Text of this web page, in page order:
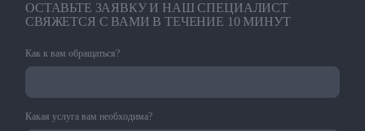
ОСТАВЬТЕ ЗАЯВКУ И НАШ СПЕЦИАЛИСТ
СВЯЖЕТСЯ С ВАМИ В ТЕЧЕНИЕ 10 МИНУТ
Как к вам обращаться?
Какая услуга вам необходима?